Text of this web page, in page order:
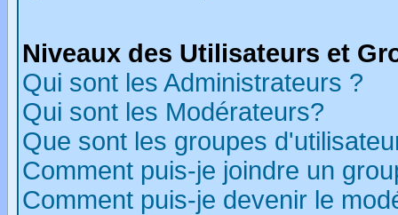
Niveaux des Utilisateurs et
Qui sont les Administrateurs ?
Qui sont les Modérateurs?
Que sont les groupes
Comment puis-je joindre un
Comment puis-je devenir le